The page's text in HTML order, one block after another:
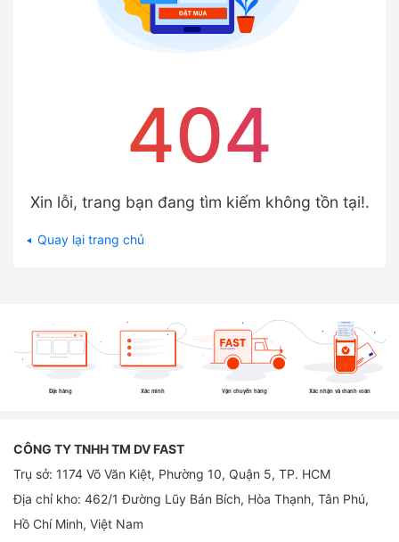
404
Xin lỗi, trang bạn đang tìm kiếm không tồn tại!.
Quay lại trang chủ
Đặt hàng Xác minh Vận chuyển hàng Xác nhận và thanh toán
CÔNG TY TNHH TM DV FAST
Trụ sở: 1174 Võ Văn Kiệt, Phường 10, Quận 5, TP. HCM
Địa chỉ kho: 462/1 Đường Lũy Bán Bích, Hòa Thạnh, Tân Phú,
Hồ Chí Minh, Việt Nam